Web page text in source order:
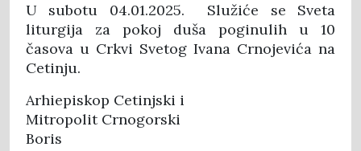
U subotu 04.01.2025. Služiće se Sveta
liturgija za pokoj duša poginulih u 10
časova u Crkvi Svetog Ivana Crnojevića na
Cetinju.
Arhiepiskop Cetinjski i
Mitropolit Crnogorski
Boris